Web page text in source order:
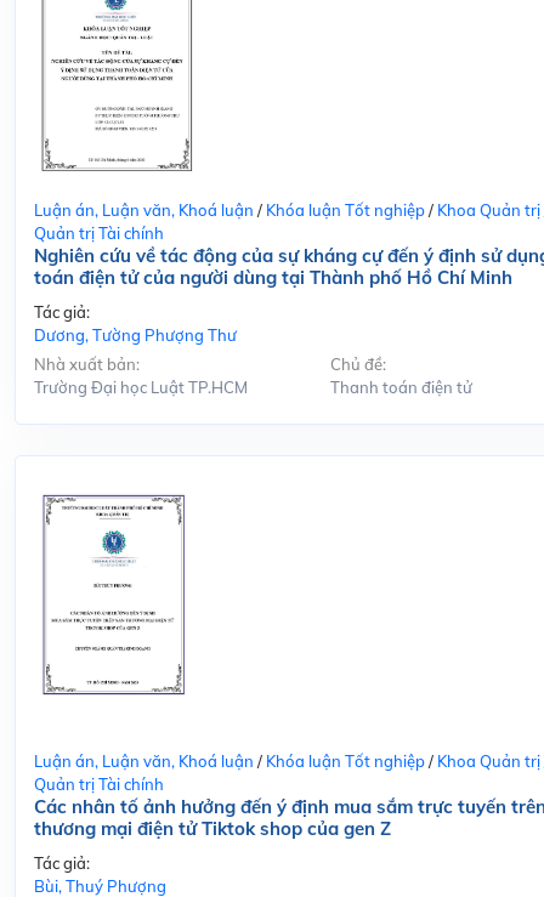
Luận án, Luận văn, Khoá luận / Khóa luận Tốt nghiệp/ Khoa Quản trị
Quản trị Tài chính
Nghiên cứu về tác động của sự kháng cự đến ý định sử
toán điện tử của người dùng tại Thành phố Hồ Chí Minh
Tác giả:
Dương, Tường Phượng Thư
Nhà xuất bản:
Trường Đại học Luật TP.HCM
Chủ đề:
Thanh toán điện tử
Luận án, Luận văn, Khoá luận / Khóa luận Tốt nghiệp/ Khoa Quản trị
Quản trị Tài chính
Các nhân tố ảnh hưởng đến ý định mua sắm trực tuyến
thương mại điện tử Tiktok shop của gen Z
Tác giả:
Bùi, Thuý Phượng